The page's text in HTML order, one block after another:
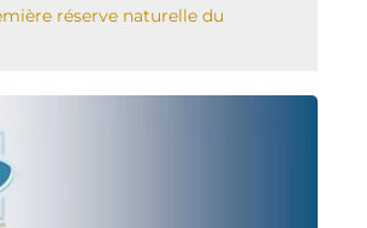
réserve naturelle du